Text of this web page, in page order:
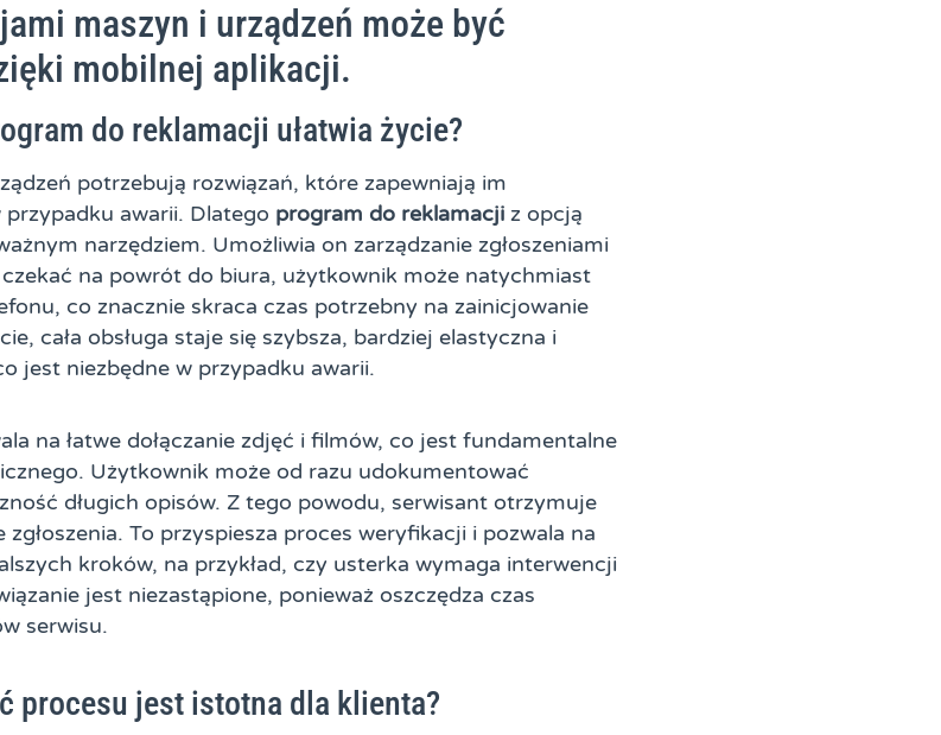
maszyn i urządzeń może być
mobilnej aplikacji.
do reklamacji ułatwia życie?
potrzebują rozwiązań, które zapewniają im
awarii. Dlatego program do reklamacji z opcją
narzędziem. Umożliwia on zarządzanie zgłoszeniami
na powrót do biura, użytkownik może natychmiast
co znacznie skraca czas potrzebny na zainicjowanie
cała obsługa staje się szybsza, bardziej elastyczna i
jest niezbędne w przypadku awarii.
na łatwe dołączanie zdjęć i filmów, co jest fundamentalne
Użytkownik może od razu udokumentować
długich opisów. Z tego powodu, serwisant otrzymuje
To przyspiesza proces weryfikacji i pozwala na
kroków, na przykład, czy usterka wymaga interwencji
jest niezastąpione, ponieważ oszczędza czas
serwisu.
procesu jest istotna dla klienta?